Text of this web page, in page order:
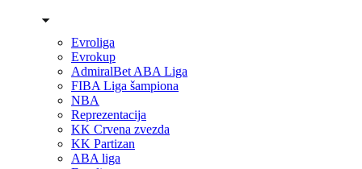
Evroliga
Evrokup
AdmiralBet ABA Liga
FIBA Liga šampiona
NBA
Reprezentacija
KK Crvena zvezda
KK Partizan
ABA liga